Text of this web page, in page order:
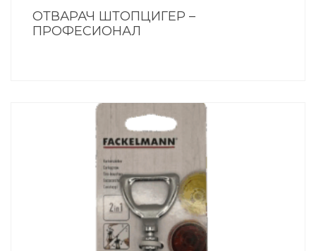
ОТВАРАЧ ШТОПЦИГЕР –
ПРОФЕСИОНАЛ